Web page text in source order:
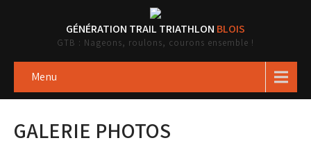
GÉNÉRATION TRAIL TRIATHLON BLOIS
GTB : Nageons, roulons, courons ensemble !
Menu
GALERIE PHOTOS